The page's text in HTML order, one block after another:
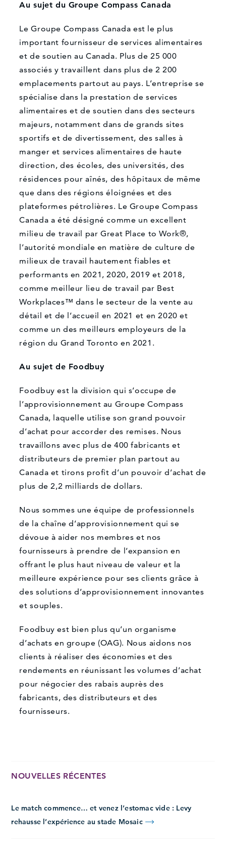
Au sujet du Groupe Compass Canada
Le Groupe Compass Canada est le plus
important fournisseur de services alimentaires
et de soutien au Canada. Plus de 25 000
associés y travaillent dans plus de 2 200
emplacements partout au pays. L’entreprise se
spécialise dans la prestation de services
alimentaires et de soutien dans des secteurs
majeurs, notamment dans de grands sites
sportifs et de divertissement, des salles à
manger et services alimentaires de haute
direction, des écoles, des universités, des
résidences pour aînés, des hôpitaux de même
que dans des régions éloignées et des
plateformes pétrolières. Le Groupe Compass
Canada a été désigné comme un excellent
milieu de travail par Great Place to Work®,
l’autorité mondiale en matière de culture de
milieux de travail hautement fiables et
performants en 2021, 2020, 2019 et 2018,
comme meilleur lieu de travail par Best
Workplaces™ dans le secteur de la vente au
détail et de l’accueil en 2021 et en 2020 et
comme un des meilleurs employeurs de la
région du Grand Toronto en 2021.
Au sujet de Foodbuy
Foodbuy est la division qui s’occupe de
l’approvisionnement au Groupe Compass
Canada, laquelle utilise son grand pouvoir
d’achat pour accorder des remises. Nous
travaillons avec plus de 400 fabricants et
distributeurs de premier plan partout au
Canada et tirons profit d’un pouvoir d’achat de
plus de 2,2 milliards de dollars.
Nous sommes une équipe de professionnels
de la chaîne d’approvisionnement qui se
dévoue à aider nos membres et nos
fournisseurs à prendre de l’expansion en
offrant le plus haut niveau de valeur et la
meilleure expérience pour ses clients grâce à
des solutions d’approvisionnement innovantes
et souples.
Foodbuy est bien plus qu’un organisme
d’achats en groupe (OAG). Nous aidons nos
clients à réaliser des économies et des
rendements en réunissant les volumes d’achat
pour négocier des rabais auprès des
fabricants, des distributeurs et des
fournisseurs.
NOUVELLES RÉCENTES
Le match commence… et venez l’estomac vide : Levy
rehausse l’expérience au stade Mosaic
Que pouvons-nous vous aider à trouver?